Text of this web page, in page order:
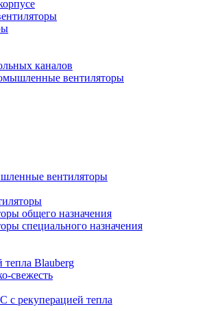
каналов
вентиляторы
вентиляторы
общего назначения
специального назначения
тепла Blauberg
свежесть
рекуперацией тепла